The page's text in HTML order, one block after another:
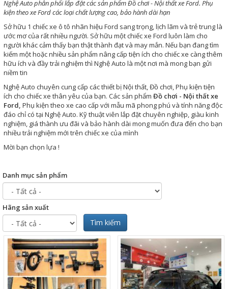
Nghệ Auto phân phối lắp đặt các sản phẩm Đồ chơi - Nội thất xe Ford. Phụ
kiện theo xe Ford các loại chất lượng cao, bảo hành dài hạn
Sở hữu 1 chiếc xe ô tô nhãn hiệu Ford sang trọng, lịch lãm và trẻ trung là
ước mơ của rất nhiều người. Sở hữu một chiếc xe Ford luôn làm cho
người khác cảm thấy bạn thật thành đạt và may mắn. Nếu bạn đang tìm
kiếm một hoặc nhiều sản phẩm nâng cấp tiện ích cho chiếc xe càng thêm
hữu ích và đầy trải nghiệm thì Nghệ Auto là một nơi mà mong bạn gửi
niềm tin
Nghệ Auto chuyên cung cấp các thiết bị Nội thất, Đồ chơi, Phụ kiện tiện
ích cho chiếc xe thân yêu của bạn. Các sản phẩm Đồ chơi - Nội thất xe
Ford, Phụ kiện theo xe cao cấp với mẫu mã phong phú và tính năng độc
đáo chỉ có tại Nghệ Auto. Kỹ thuật viên lắp đặt chuyên nghiệp, giàu kinh
nghiệm, giá thành ưu đãi và bảo hành dài mong muốn đưa đến cho bạn
nhiều trải nghiệm mới trên chiếc xe của mình
Mời bạn chọn lựa !
Danh mục sản phẩm
Hãng sản xuất
Tìm kiếm